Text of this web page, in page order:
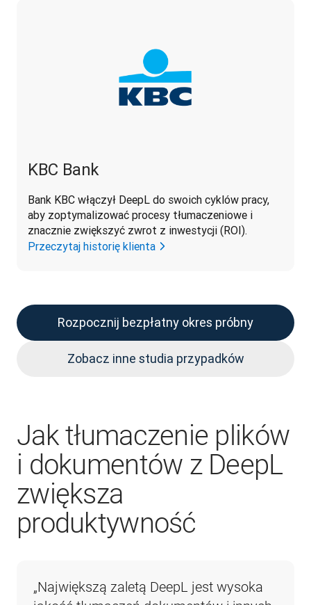
KBC Bank
Bank KBC włączył DeepL do swoich cyklów pracy,
aby zoptymalizować procesy tłumaczeniowe i
znacznie zwiększyć zwrot z inwestycji (ROI).
Przeczytaj historię klienta
Rozpocznij bezpłatny okres próbny
Zobacz inne studia przypadków
Jak tłumaczenie plików
i dokumentów z DeepL
zwiększa
produktywność
„Największą zaletą DeepL jest wysoka